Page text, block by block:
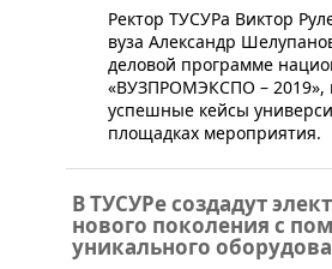
​Ректор ТУСУРа Виктор
вуза Александр
деловой программе
«ВУЗПРОМЭКСПО – 2019»,
успешные кейсы
площадках мероприятия.
В ТУСУРе создадут
нового поколения с
уникального